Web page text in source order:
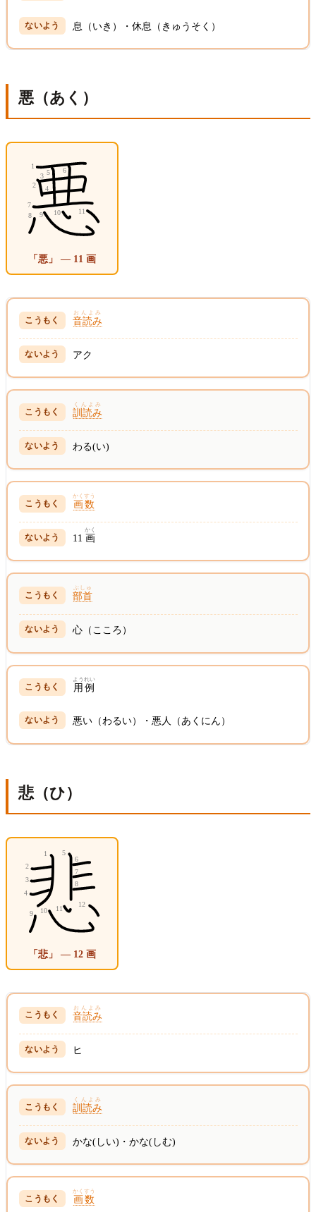
息（いき）・休息（きゅうそく）
悪（あく）
「悪」 — 11 画
音読み
おんよみ
アク
訓読み
くんよみ
わる(い)
画数
かくすう
11 画
かく
部首
ぶしゅ
心（こころ）
用例
ようれい
悪い（わるい）・悪人（あくにん）
悲（ひ）
「悲」 — 12 画
音読み
おんよみ
ヒ
訓読み
くんよみ
かな(しい)・かな(しむ)
画数
かくすう